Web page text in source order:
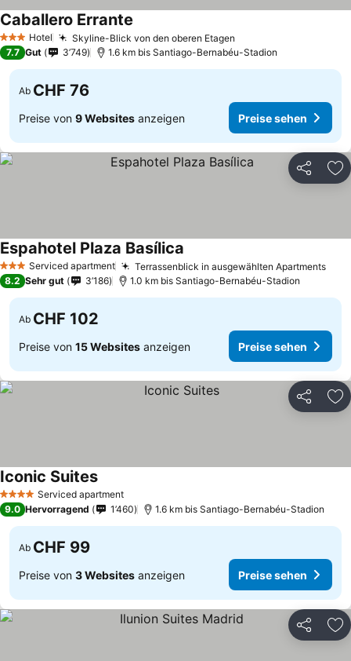
3 SterneHotel Skyline-Blick von den oberen Etagen
Caballero Errante
7.7 Gut 3’749 1.6 km bis Santiago-Bernabéu-Stadion
Ab CHF 76
Preise von 9 Websites anzeigen Preise sehen
Teilen
3 SterneServiced apartment Terrassenblick in ausgewählten Apartments
Espahotel Plaza Basílica
8.2 Sehr gut 3’186 1.0 km bis Santiago-Bernabéu-Stadion
Ab CHF 102
Preise von 15 Websites anzeigen Preise sehen
Teilen
4 Sterne Serviced apartment
Iconic SuitesPreise sehen
9.0 Hervorragend 1’460 1.6 km bis Santiago-Bernabéu-Stadion
Ab CHF 99
Preise von 3 Websites anzeigen Preise sehen
Teilen